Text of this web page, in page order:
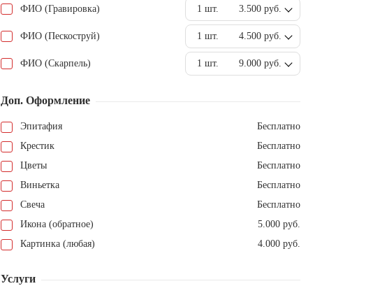
ФИО (Гравировка) 1 шт. 3.500 руб.
ФИО (Пескоструй) 1 шт. 4.500 руб.
ФИО (Скарпель) 1 шт. 9.000 руб.
Доп. Оформление
Эпитафия
Бесплатно
Крестик
Бесплатно
Цветы
Бесплатно
Виньетка
Бесплатно
Свеча
Бесплатно
Икона (обратное)
5.000 руб.
Картинка (любая)
4.000 руб.
Услуги